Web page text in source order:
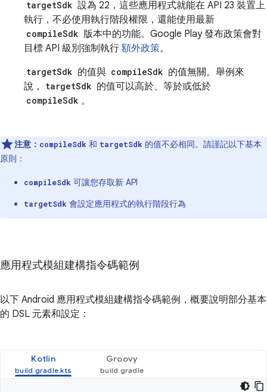
targetSdk 設為 22，這些應用程式就能在 API 23 裝置上
執行，不必使用執行階段權限，還能使用最新
compileSdk 版本中的功能。Google Play 發布政策會對
目標 API 級別強制執行 額外政策。
targetSdk 的值與 compileSdk 的值無關。舉例來
說，
targetSdk 的值可以高於、等於或低於
compileSdk 。
注意： compileSdk 和 targetSdk 的值不必相同。請謹記以下基本
原則：
compileSdk 可讓您存取新 API
targetSdk 會設定應用程式的執行階段行為
應用程式模組建構指令碼範例
以下 Android 應用程式模組建構指令碼範例，概要說明部分基本
的 DSL 元素和設定：
Kotlin Groovy